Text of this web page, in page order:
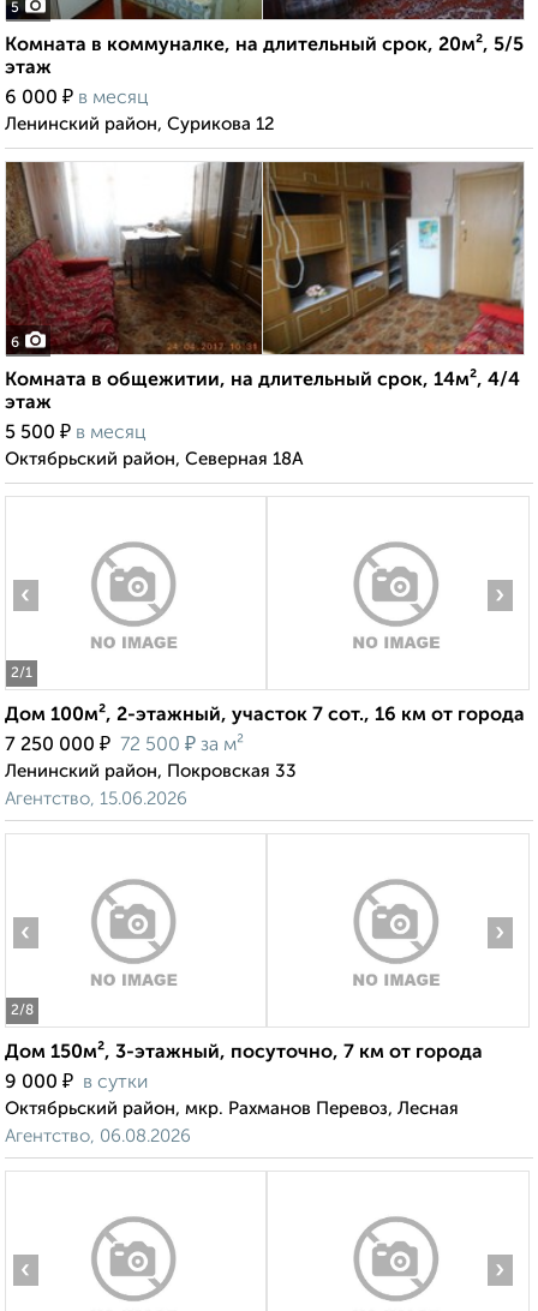
5
Комната в коммуналке, на длительный срок, 20м², 5/5
этаж
6 000 ₽ в месяц
Ленинский район, Сурикова 12
6
Комната в общежитии, на длительный срок, 14м², 4/4
этаж
5 500 ₽ в месяц
Октябрьский район, Северная 18А
2/1
‹ ›
Дом 100м², 2-этажный, участок 7 сот., 16 км от города
7 250 000 ₽ 72 500 ₽ за м²
Ленинский район, Покровская 33
Агентство, 15.06.2026
2/8
‹ ›
Дом 150м², 3-этажный, посуточно, 7 км от города
9 000 ₽ в сутки
Октябрьский район, мкр. Рахманов Перевоз, Лесная
Агентство, 06.08.2026
‹ ›